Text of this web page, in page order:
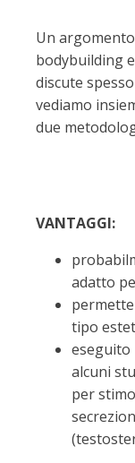
Un
bodybuilding
discute
vediamo
due
VANTAGGI:
adatto
tipo
eseguito
alcuni
per